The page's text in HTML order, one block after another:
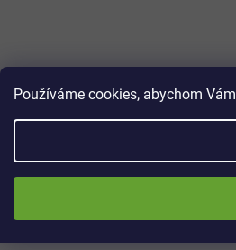
Používáme cookies, abychom